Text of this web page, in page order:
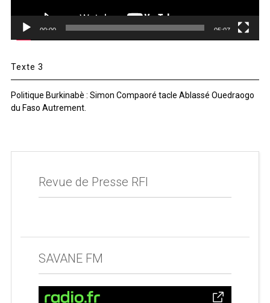
00:00 05:07
Texte 3
Politique Burkinabè : Simon Compaoré tacle Ablassé Ouedraogo
du Faso Autrement.
Revue de Presse RFI
SAVANE FM